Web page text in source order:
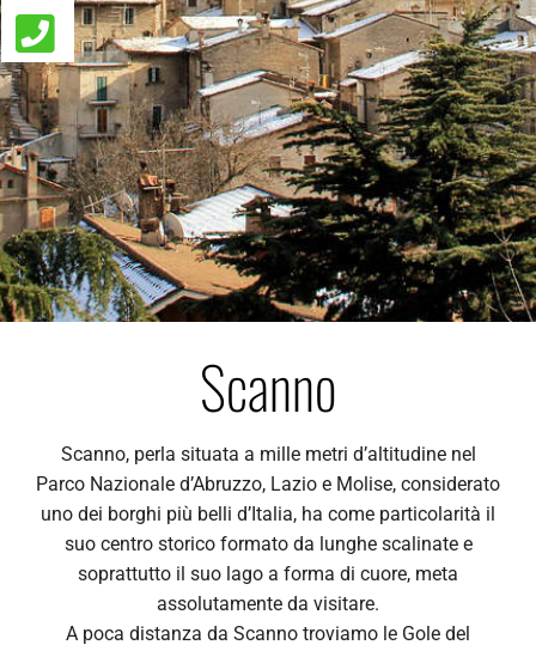
Scanno
Scanno, perla situata a mille metri d’altitudine nel
Parco Nazionale d’Abruzzo, Lazio e Molise, considerato
uno dei borghi più belli d’Italia, ha come particolarità il
suo centro storico formato da lunghe scalinate e
soprattutto il suo lago a forma di cuore, meta
assolutamente da visitare.
A poca distanza da Scanno troviamo le Gole del